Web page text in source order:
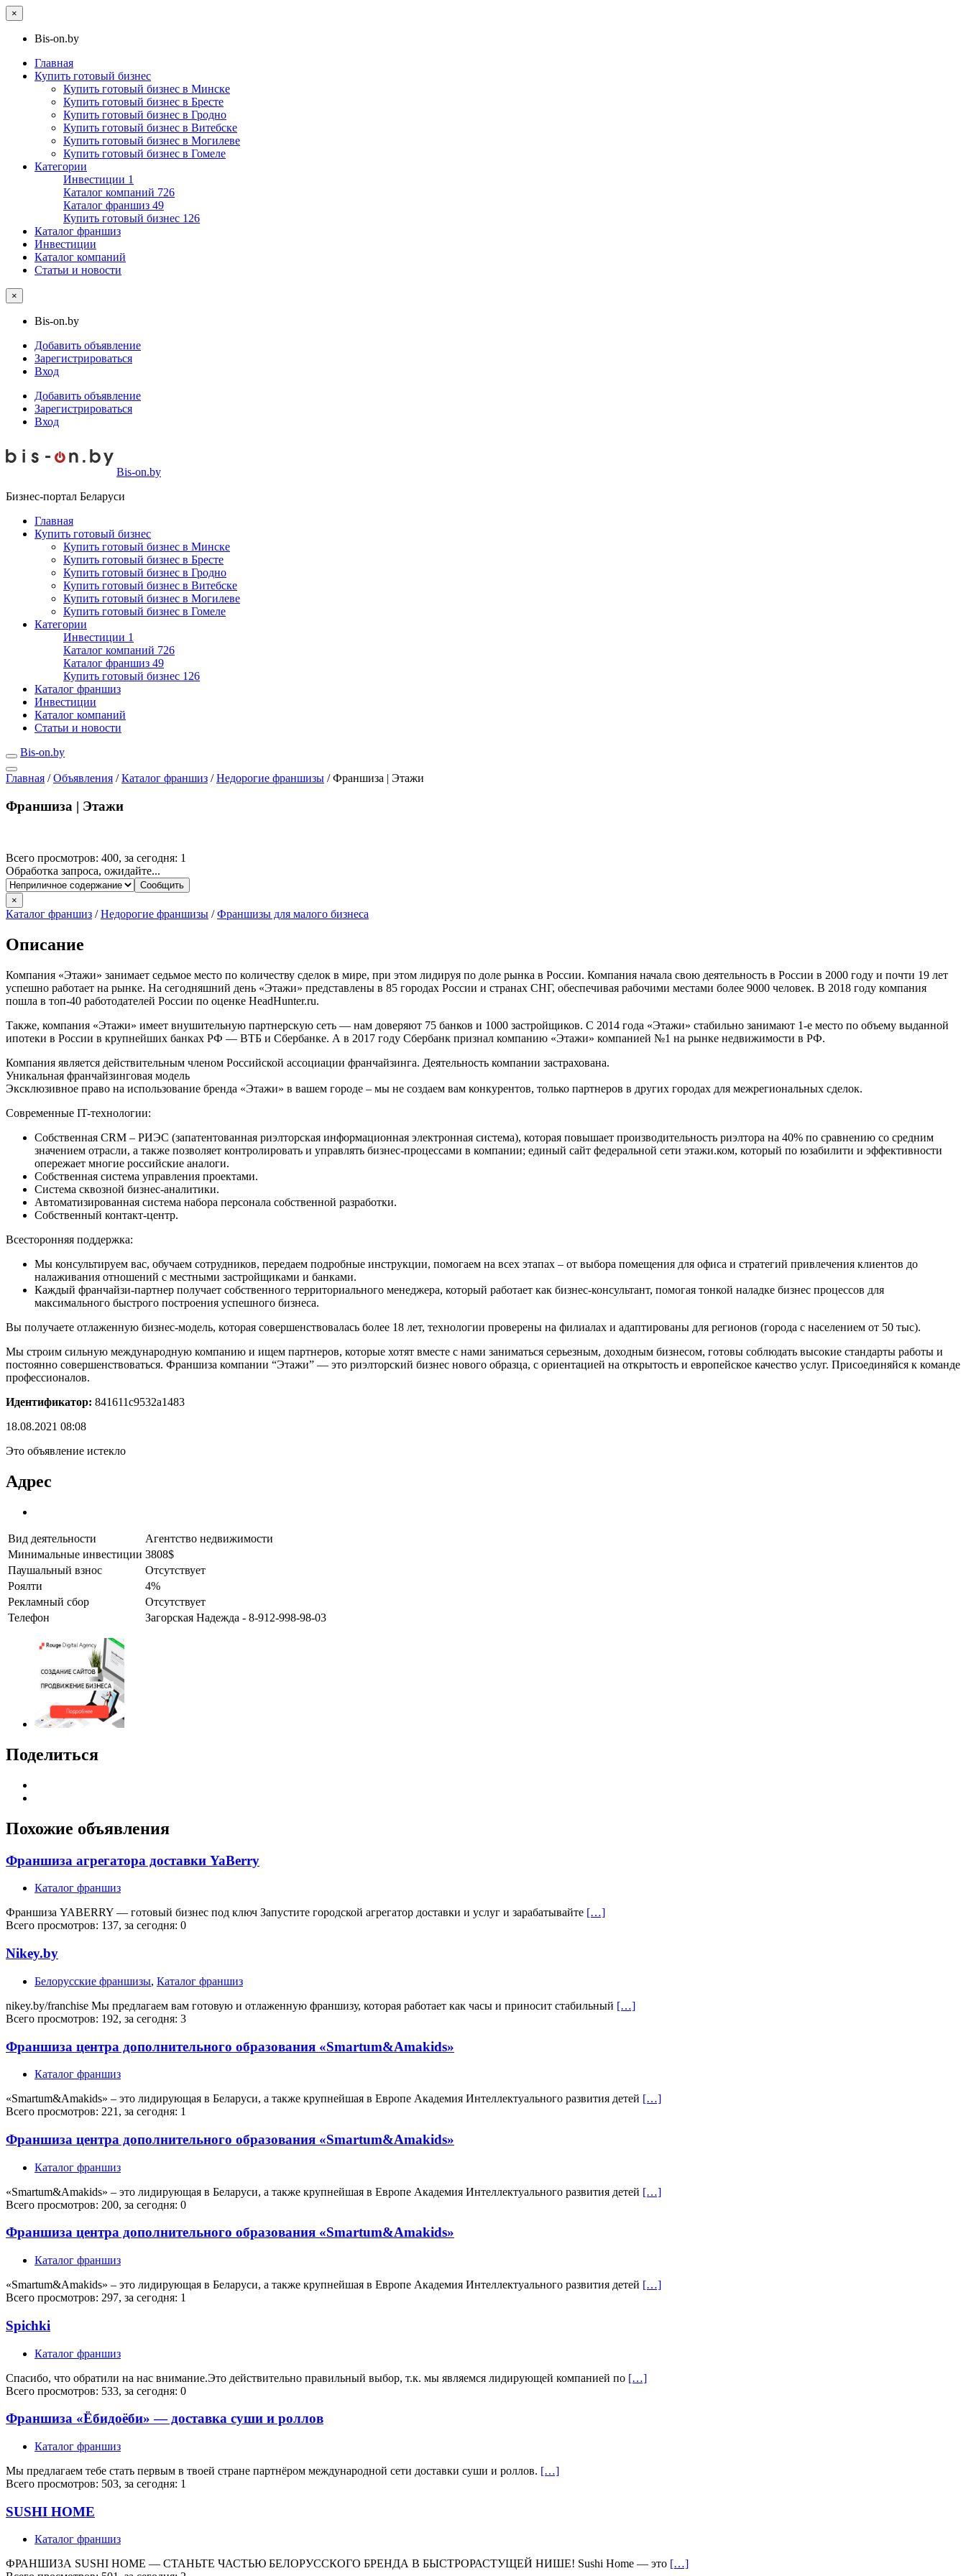
×
Bis-on.by
Главная
Купить готовый бизнес
Купить готовый бизнес в Минске
Купить готовый бизнес в Бресте
Купить готовый бизнес в Гродно
Купить готовый бизнес в Витебске
Купить готовый бизнес в Могилеве
Купить готовый бизнес в Гомеле
Категории
Инвестиции 1
Каталог компаний 726
Каталог франшиз 49
Купить готовый бизнес 126
Каталог франшиз
Инвестиции
Каталог компаний
Статьи и новости
×
Bis-on.by
Добавить объявление
Зарегистрироваться
Вход
Добавить объявление
Зарегистрироваться
Вход
Bis-on.by
Бизнес-портал Беларуси
Главная
Купить готовый бизнес
Купить готовый бизнес в Минске
Купить готовый бизнес в Бресте
Купить готовый бизнес в Гродно
Купить готовый бизнес в Витебске
Купить готовый бизнес в Могилеве
Купить готовый бизнес в Гомеле
Категории
Инвестиции 1
Каталог компаний 726
Каталог франшиз 49
Купить готовый бизнес 126
Каталог франшиз
Инвестиции
Каталог компаний
Статьи и новости
Bis-on.by
Главная / Объявления / Каталог франшиз / Недорогие франшизы /Франшиза | Этажи
Франшиза | Этажи
Всего просмотров: 400, за сегодня: 1
Обработка запроса, ожидайте...
×
Каталог франшиз /Недорогие франшизы /Франшизы для малого бизнеса
Описание
Компания «Этажи» занимает седьмое место по количеству сделок в мире, при этом лидируя по доле рынка в России. Компания начала свою деятельность в России в 2000 году и почти 19 лет
успешно работает на рынке. На сегодняшний день «Этажи» представлены в 85 городах России и странах СНГ, обеспечивая рабочими местами более 9000 человек. В 2018 году компания
пошла в топ-40 работодателей России по оценке HeadHunter.ru.
Также, компания «Этажи» имеет внушительную партнерскую сеть — нам доверяют 75 банков и 1000 застройщиков. С 2014 года «Этажи» стабильно занимают 1-е место по объему выданной
ипотеки в России в крупнейших банках РФ — ВТБ и Сбербанке. А в 2017 году Сбербанк признал компанию «Этажи» компанией №1 на рынке недвижимости в РФ.
Компания является действительным членом Российской ассоциации франчайзинга. Деятельность компании застрахована.
Уникальная франчайзинговая модель
Эксклюзивное право на использование бренда «Этажи» в вашем городе – мы не создаем вам конкурентов, только партнеров в других городах для межрегиональных сделок.
Современные IT-технологии:
Собственная CRM – РИЭС (запатентованная риэлторская информационная электронная система), которая повышает производительность риэлтора на 40% по сравнению со средним
значением отрасли, а также позволяет контролировать и управлять бизнес-процессами в компании; единый сайт федеральной сети этажи.ком, который по юзабилити и эффективности
опережает многие российские аналоги.
Собственная система управления проектами.
Система сквозной бизнес-аналитики.
Автоматизированная система набора персонала собственной разработки.
Собственный контакт-центр.
Всесторонняя поддержка:
Мы консультируем вас, обучаем сотрудников, передаем подробные инструкции, помогаем на всех этапах – от выбора помещения для офиса и стратегий привлечения клиентов до
налаживания отношений с местными застройщиками и банками.
Каждый франчайзи-партнер получает собственного территориального менеджера, который работает как бизнес-консультант, помогая тонкой наладке бизнес процессов для
максимального быстрого построения успешного бизнеса.
Вы получаете отлаженную бизнес-модель, которая совершенствовалась более 18 лет, технологии проверены на филиалах и адаптированы для регионов (города с населением от 50 тыс).
Мы строим сильную международную компанию и ищем партнеров, которые хотят вместе с нами заниматься серьезным, доходным бизнесом, готовы соблюдать высокие стандарты работы и
постоянно совершенствоваться. Франшиза компании “Этажи” — это риэлторский бизнес нового образца, с ориентацией на открытость и европейское качество услуг. Присоединяйся к команде
профессионалов.
Идентификатор: 841611c9532a1483
18.08.2021 08:08
Это объявление истекло
Адрес
Вид деятельности
Агентство недвижимости
Минимальные инвестиции 3808$
Паушальный взнос
Отсутствует
Роялти
4%
Рекламный сбор
Отсутствует
Телефон
Загорская Надежда - 8-912-998-98-03
Поделиться
Похожие объявления
Франшиза агрегатора доставки YaBerry
Каталог франшиз
Франшиза YABERRY — готовый бизнес под ключ Запустите городской агрегатор доставки и услуг и зарабатывайте […]
Всего просмотров: 137, за сегодня: 0
Nikey.by
Белорусские франшизы, Каталог франшиз
nikey.by/franchise Мы предлагаем вам готовую и отлаженную франшизу, которая работает как часы и приносит стабильный […]
Всего просмотров: 192, за сегодня: 3
Франшиза центра дополнительного образования «Smartum&Amakids»
Каталог франшиз
«Smartum&Amakids» – это лидирующая в Беларуси, а также крупнейшая в Европе Академия Интеллектуального развития детей […]
Всего просмотров: 221, за сегодня: 1
Франшиза центра дополнительного образования «Smartum&Amakids»
Каталог франшиз
«Smartum&Amakids» – это лидирующая в Беларуси, а также крупнейшая в Европе Академия Интеллектуального развития детей […]
Всего просмотров: 200, за сегодня: 0
Франшиза центра дополнительного образования «Smartum&Amakids»
Каталог франшиз
«Smartum&Amakids» – это лидирующая в Беларуси, а также крупнейшая в Европе Академия Интеллектуального развития детей […]
Всего просмотров: 297, за сегодня: 1
Spichki
Каталог франшиз
Спасибо, что обратили на нас внимание.Это действительно правильный выбор, т.к. мы являемся лидирующей компанией по […]
Всего просмотров: 533, за сегодня: 0
Франшиза «Ёбидоёби» — доставка суши и роллов
Каталог франшиз
Мы предлагаем тебе стать первым в твоей стране партнёром международной сети доставки суши и роллов. […]
Всего просмотров: 503, за сегодня: 1
SUSHI HOME
Каталог франшиз
ФРАНШИЗА SUSHI HOME — СТАНЬТЕ ЧАСТЬЮ БЕЛОРУССКОГО БРЕНДА В БЫСТРОРАСТУЩЕЙ НИШЕ! Sushi Home — это […]